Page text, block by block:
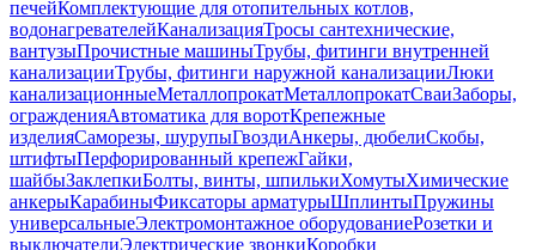
печейКомплектующие для отопительных котлов,
водонагревателейКанализацияТросы сантехнические,
вантузыПрочистные машиныТрубы, фитинги внутренней
канализацииТрубы, фитинги наружной канализацииЛюки
канализационныеМеталлопрокатМеталлопрокатСваиЗаборы,
огражденияАвтоматика для воротКрепежные
изделияСаморезы, шурупыГвоздиАнкеры, дюбелиСкобы,
штифтыПерфорированный крепежГайки,
шайбыЗаклепкиБолты, винты, шпилькиХомутыХимические
анкерыКарабиныФиксаторы арматурыШплинтыПружины
универсальныеЭлектромонтажное оборудованиеРозетки и
выключателиЭлектрические звонкиКоробки